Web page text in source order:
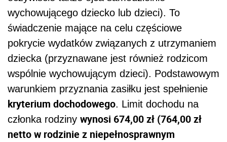
wychowującego dziecko lub dzieci). To
świadczenie mające na celu częściowe
pokrycie wydatków związanych z utrzymaniem
dziecka (przyznawane jest również rodzicom
wspólnie wychowującym dzieci). Podstawowym
warunkiem przyznania zasiłku jest spełnienie
kryterium dochodowego. Limit dochodu na
członka rodziny wynosi 674,00 zł (764,00 zł
netto w rodzinie z niepełnosprawnym